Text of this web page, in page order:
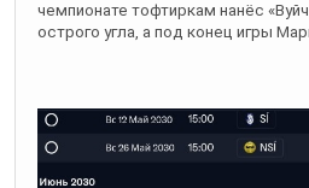
чемпионате тофтиркам нанёс
острого угла, а под конец игры